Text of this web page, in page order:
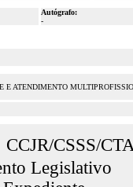
Autógrafo:
-
ATENDIMENTO
CCJR/CSSS/
Legislativo